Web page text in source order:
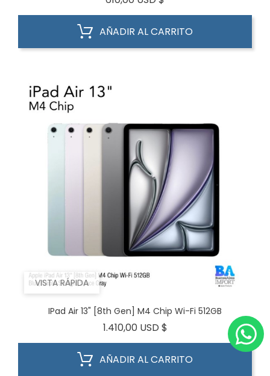
AÑADIR AL CARRITO
VISTA RÁPIDA
IPad Air 13" [8th Gen] M4 Chip Wi-Fi 512GB
1.410,00 USD $
AÑADIR AL CARRITO